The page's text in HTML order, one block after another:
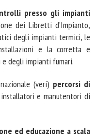
presso gli impianti
dei Libretti d’Impianto,
degli impianti termici, le
e la corretta e
degli impianti fumari.
(veri) percorsi di
e manutentori di
ed educazione a scala